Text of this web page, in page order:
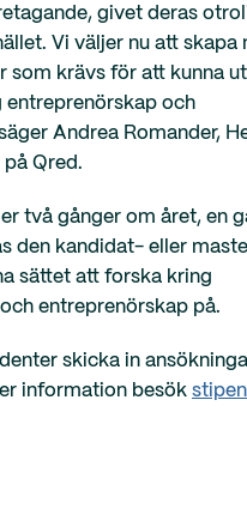
givet deras
Vi väljer nu att skapa
som krävs för att kunna
entreprenörskap och
Andrea Romander,
Qred.
två gånger om året, en
den kandidat- eller
sättet att forska kring
entreprenörskap på.
skicka in
information besök